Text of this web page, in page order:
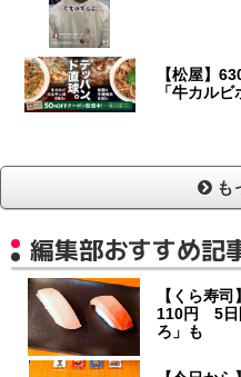
【松屋】
「牛カル
も
編集部おすすめ記
【くら寿
110円 5日
ろ」も